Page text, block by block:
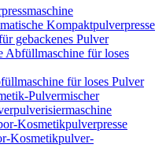
Kompaktpulverpresse
gebackenes Pulver
Abfüllmaschine für loses
für loses Pulver
Pulvermischer
Kosmetikpulverpresse
Kosmetikpulver-